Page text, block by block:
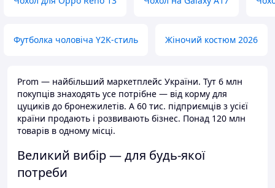
Футболка чоловіча Y2K-стиль Жіночий костюм 2026
Prom — найбільший маркетплейс України. Тут 6 млн
покупців знаходять усе потрібне — від корму для
цуциків до бронежилетів. А 60 тис. підприємців з усієї
країни продають і розвивають бізнес. Понад 120 млн
товарів в одному місці.
Великий вибір — для будь-якої
потреби